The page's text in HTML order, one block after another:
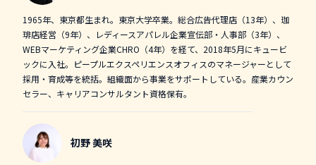
1965年、東京都生まれ。東京大学卒業。総合広告代理店（13年）、珈
琲店経営（9年）、レディースアパレル企業宣伝部・人事部（3年）、
WEBマーケティング企業CHRO（4年）を経て、2018年5月にキュービ
ックに入社。ピープルエクスペリエンスオフィスのマネージャーとして
採用・育成等を統括。組織面から事業をサポートしている。産業カウン
セラー、キャリアコンサルタント資格保有。
初野 美咲